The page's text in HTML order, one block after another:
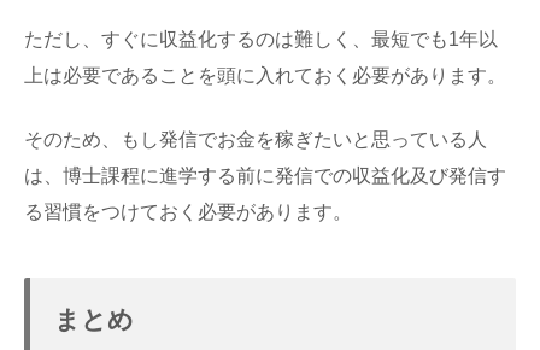
ただし、すぐに収益化するのは難しく、最短でも1年以
上は必要であることを頭に入れておく必要があります。
そのため、もし発信でお金を稼ぎたいと思っている人
は、博士課程に進学する前に発信での収益化及び発信す
る習慣をつけておく必要があります。
まとめ